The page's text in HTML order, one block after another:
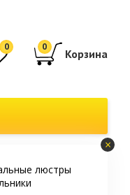
0 0
Корзина
×
люстры